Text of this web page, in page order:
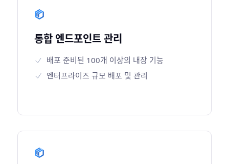
통합 엔드포인트 관리
배포 준비된 100개 이상의 내장 기능
엔터프라이즈 규모 배포 및 관리